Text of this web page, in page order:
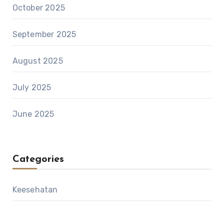
October 2025
September 2025
August 2025
July 2025
June 2025
Categories
Keesehatan